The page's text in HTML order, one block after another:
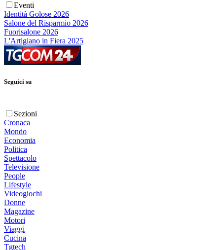
Eventi
Identità Golose 2026
Salone del Risparmio 2026
Fuorisalone 2026
L'Artigiano in Fiera 2025
Seguici su
Sezioni
Cronaca
Mondo
Economia
Politica
Spettacolo
Televisione
People
Lifestyle
Videogiochi
Donne
Magazine
Motori
Viaggi
Cucina
Tgtech